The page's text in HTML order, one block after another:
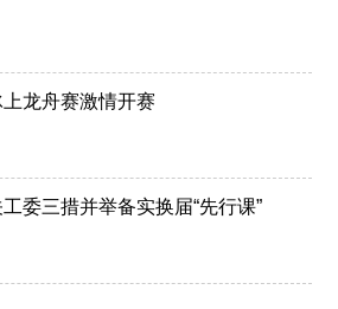
龙舟赛激情开赛
委三措并举备实换届“先行课”